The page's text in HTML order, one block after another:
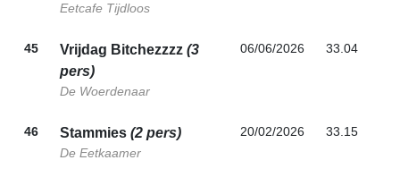
Eetcafe Tijdloos
45 Vrijdag Bitchezzzz (3
pers)
De Woerdenaar
06/06/2026 33.04
46 Stammies (2 pers)
De Eetkaamer
20/02/2026 33.15